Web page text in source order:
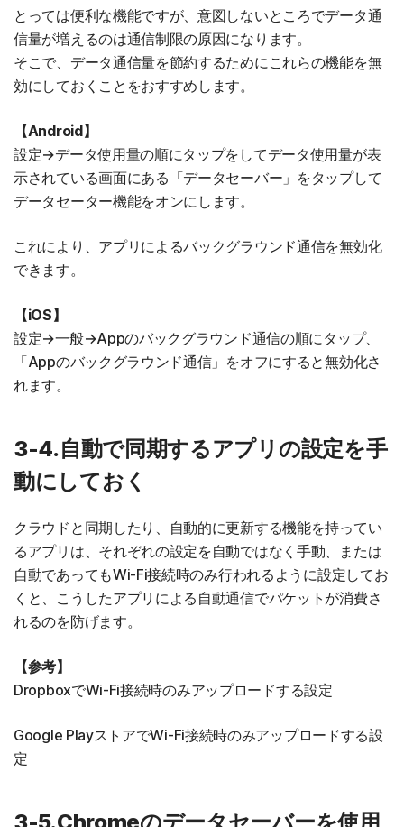
とっては便利な機能ですが、意図しないところでデータ通
信量が増えるのは通信制限の原因になります。
そこで、データ通信量を節約するためにこれらの機能を無
効にしておくことをおすすめします。
【Android】
設定→データ使用量の順にタップをしてデータ使用量が表
示されている画面にある「データセーバー」をタップして
データセーター機能をオンにします。
これにより、アプリによるバックグラウンド通信を無効化
できます。
【iOS】
設定→一般→Appのバックグラウンド通信の順にタップ、
「Appのバックグラウンド通信」をオフにすると無効化さ
れます。
3-4.自動で同期するアプリの設定を手
動にしておく
クラウドと同期したり、自動的に更新する機能を持ってい
るアプリは、それぞれの設定を自動ではなく手動、または
自動であってもWi-Fi接続時のみ行われるように設定してお
くと、こうしたアプリによる自動通信でパケットが消費さ
れるのを防げます。
【参考】
DropboxでWi-Fi接続時のみアップロードする設定
Google PlayストアでWi-Fi接続時のみアップロードする設
定